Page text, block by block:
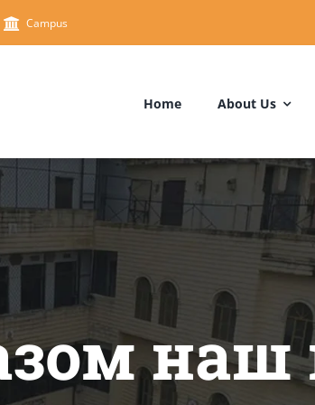
Campus
Home About Us
наш